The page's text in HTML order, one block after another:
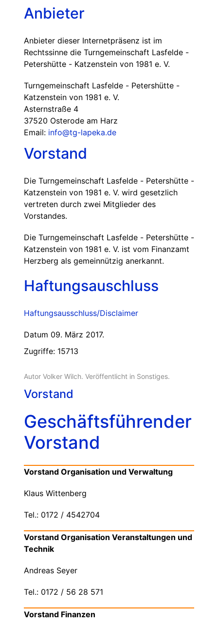
Anbieter
Anbieter dieser Internetpräsenz ist im
Rechtssinne die Turngemeinschaft Lasfelde -
Petershütte - Katzenstein von 1981 e. V.
Turngemeinschaft Lasfelde - Petershütte -
Katzenstein von 1981 e. V.
Asternstraße 4
37520 Osterode am Harz
Email: info@tg-lapeka.de
Vorstand
Die Turngemeinschaft Lasfelde - Petershütte -
Katzenstein von 1981 e. V. wird gesetzlich
vertreten durch zwei Mitglieder des
Vorstandes.
Die Turngemeinschaft Lasfelde - Petershütte -
Katzenstein von 1981 e. V. ist vom Finanzamt
Herzberg als gemeinnützig anerkannt.
Haftungsauschluss
Haftungsausschluss/Disclaimer
Datum 09. März 2017.
Zugriffe: 15713
Autor Volker Wilch. Veröffentlicht in Sonstiges.
Vorstand
Geschäftsführender
Vorstand
Vorstand Organisation und Verwaltung
Klaus Wittenberg
Tel.: 0172 / 4542704
Vorstand Organisation Veranstaltungen und
Technik
Andreas Seyer
Tel.: 0172 / 56 28 571
Vorstand Finanzen